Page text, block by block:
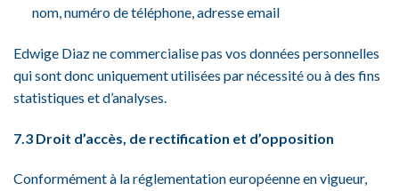
nom, numéro de téléphone, adresse email
Edwige Diaz ne commercialise pas vos données personnelles
qui sont donc uniquement utilisées par nécessité ou à des fins
statistiques et d’analyses.
7.3 Droit d’accès, de rectification et d’opposition
Conformément à la réglementation européenne en vigueur,